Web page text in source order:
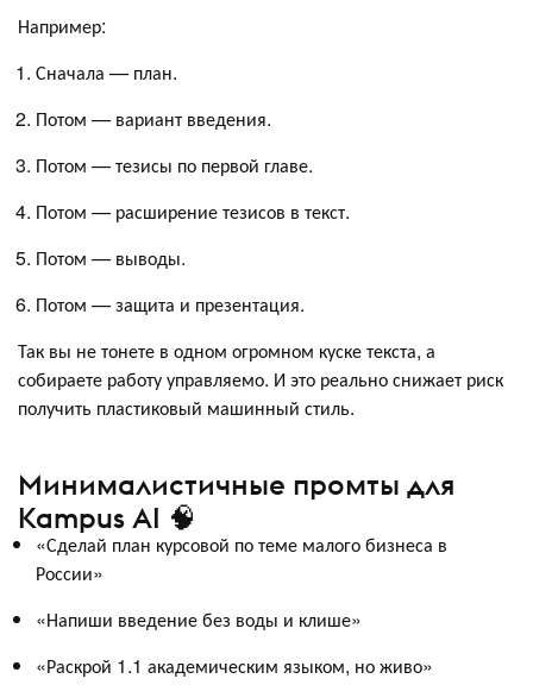
Например:
Сначала — план.
Потом — вариант введения.
Потом — тезисы по первой главе.
Потом — расширение тезисов в текст.
Потом — выводы.
Потом — защита и презентация.
Так вы не тонете в одном огромном куске текста, а
собираете работу управляемо. И это реально снижает риск
получить пластиковый машинный стиль.
Минималистичные промты для
Kampus AI 🧠
«Сделай план курсовой по теме малого бизнеса в
России»
«Напиши введение без воды и клише»
«Раскрой 1.1 академическим языком, но живо»